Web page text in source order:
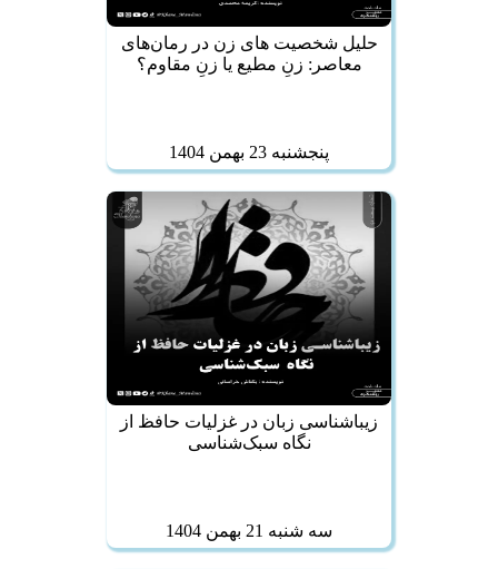
حلیل شخصیت‌ های زن در رمان‌های
معاصر: زنِ مطیع یا زنِ مقاوم؟
پنجشنبه 23 بهمن 1404
زیباشناسی زبان در غزلیات حافظ از
نگاه سبک‌شناسی
سه شنبه 21 بهمن 1404